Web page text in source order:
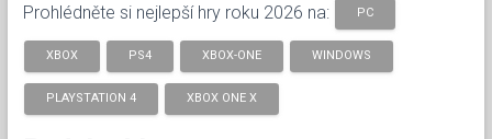
Prohlédněte si nejlepší hry roku 2026 na: PC
XBOX PS4 XBOX-ONE WINDOWS
PLAYSTATION 4 XBOX ONE X